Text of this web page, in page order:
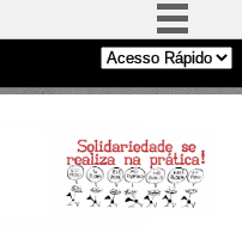
Simplifique!
Comunica BR
Participe
Acesso à informação
Legislação